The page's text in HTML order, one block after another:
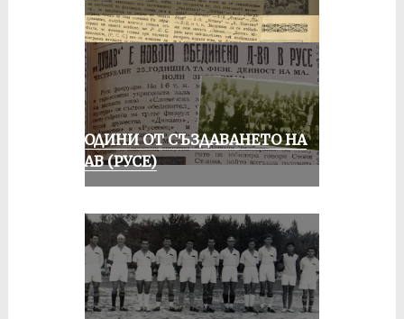
70 ГОДИНИ ОТ СЪЗДАВАНЕТО НА
ДУНАВ (РУСЕ)